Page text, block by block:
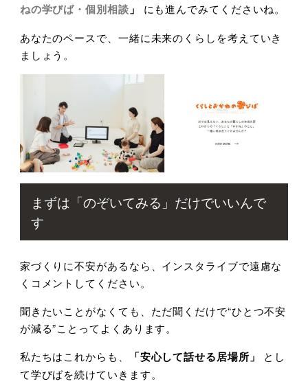
ねの学びば・個別相談 」
にも進んでみてくださいね。
あなたのペースで、一緒に未来のくらしを考えていき
ましょう。
まずは「のぞいてみる」だけでいいんで
す
家づくりに不安があるなら、インスタライブで遠慮な
くコメントしてください。
聞きたいことがなくても、ただ聞くだけで“ひとつ不安
が減る”ことってよくあります。
私たちはこれからも、
「安心して話せる居場所」
とし
て学びばを続けていきます。